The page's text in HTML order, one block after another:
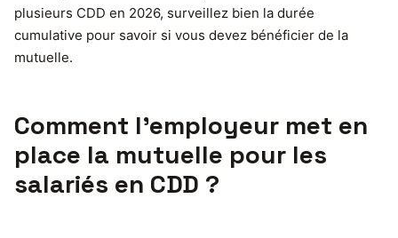
plusieurs CDD en 2026, surveillez bien la durée
cumulative pour savoir si vous devez bénéficier de la
mutuelle.
Comment l’employeur met en
place la mutuelle pour les
salariés en CDD ?